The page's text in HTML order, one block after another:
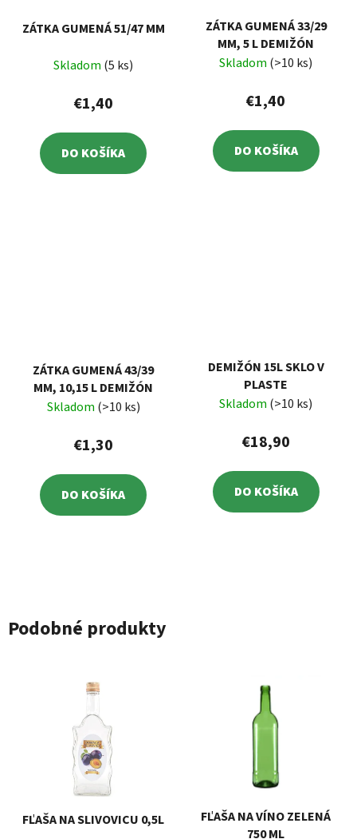
ZÁTKA GUMENÁ 51/47 MM
Skladom (5 ks)
€1,40
DO KOŠÍKA
ZÁTKA GUMENÁ 33/29
MM, 5 L DEMIŽÓN
Skladom (>10 ks)
€1,40
DO KOŠÍKA
ZÁTKA GUMENÁ 43/39
MM, 10,15 L DEMIŽÓN
Skladom (>10 ks)
€1,30
DO KOŠÍKA
DEMIŽÓN 15L SKLO V
PLASTE
Skladom (>10 ks)
€18,90
DO KOŠÍKA
Podobné produkty
FĽAŠA NA SLIVOVICU 0,5L
FĽAŠA NA VÍNO ZELENÁ
750 ML